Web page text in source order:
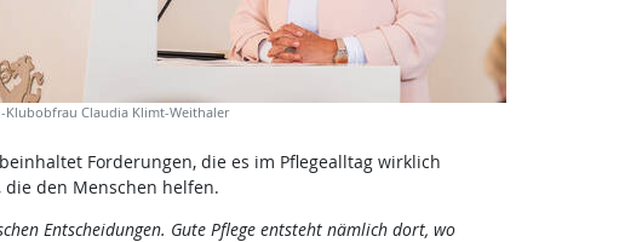
Klubobfrau Claudia Klimt-Weithaler
Forderungen, die es im Pflegealltag wirklich
die den Menschen helfen.
Entscheidungen. Gute Pflege entsteht nämlich dort, wo